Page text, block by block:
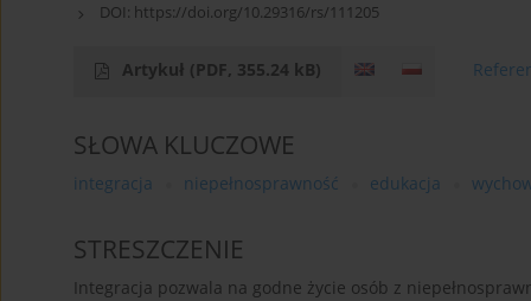
DOI: https://doi.org/10.29316/rs/111205
Artykuł (PDF, 355.24 kB)
SŁOWA KLUCZOWE
integracja niepełnosprawność edukacja
STRESZCZENIE
Integracja pozwala na godne życie osób z